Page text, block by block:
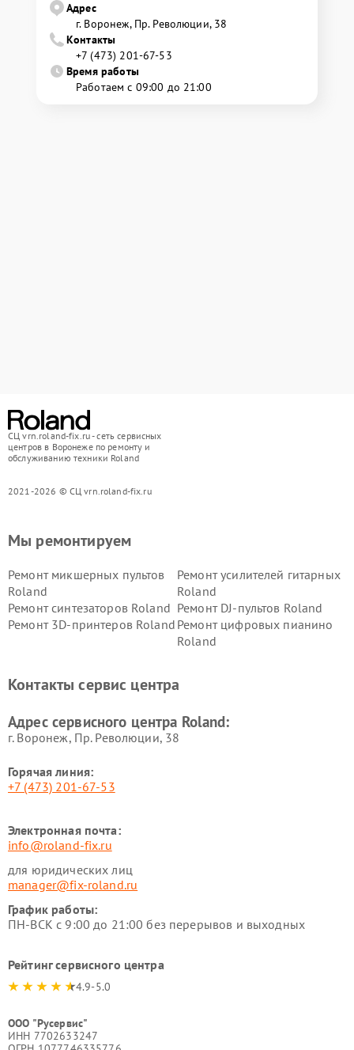
Адрес
г. Воронеж, Пр. Революции, 38
Контакты
+7 (473) 201-67-53
Время работы
Работаем с 09:00 до 21:00
СЦ vrn.roland-fix.ru - сеть сервисных
центров в Воронеже по ремонту и
обслуживанию техники Roland
2021-2026 © СЦ vrn.roland-fix.ru
Мы ремонтируем
Ремонт микшерных пультов
Roland
Ремонт усилителей гитарных
Roland
Ремонт синтезаторов Roland Ремонт DJ-пультов Roland
Ремонт 3D-принтеров Roland Ремонт цифровых пианино
Roland
Контакты сервис центра
Адрес сервисного центра Roland:
г. Воронеж, Пр. Революции, 38
Горячая линия:
+7 (473) 201-67-53
Электронная почта:
info@roland-fix.ru
для юридических лиц
manager@fix-roland.ru
График работы:
ПН-ВСК с 9:00 до 21:00 без перерывов и выходных
Рейтинг сервисного центра
4.9-5.0
ООО "Русервис"
ИНН 7702633247